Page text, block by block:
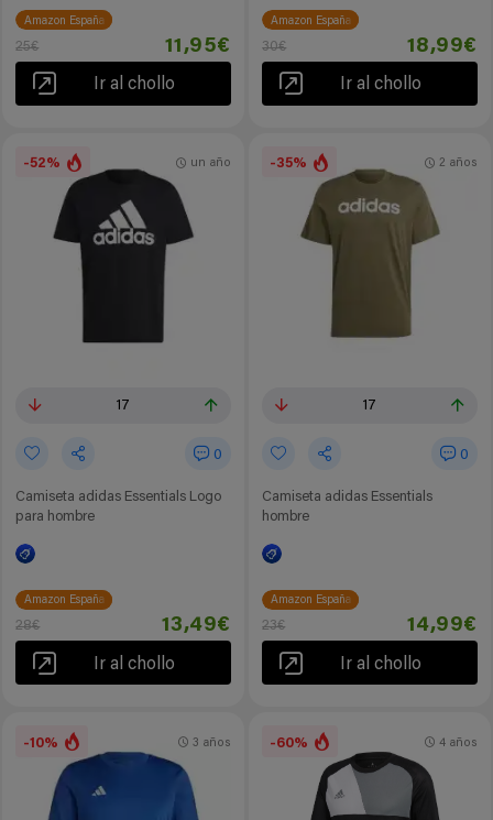
Amazon España
25€ 11,95€
Ir al chollo
Amazon España
30€ 18,99€
Ir al chollo
-52%
17
0
Camiseta adidas Essentials Logo
para hombre
un año
Amazon España
28€ 13,49€
Ir al chollo
-35%
17
0
Camiseta adidas Essentials
hombre
2 años
Amazon España
23€ 14,99€
Ir al chollo
-10% 3 años -60% 4 años